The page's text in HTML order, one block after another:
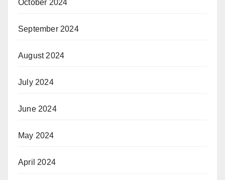
October 2024
September 2024
August 2024
July 2024
June 2024
May 2024
April 2024